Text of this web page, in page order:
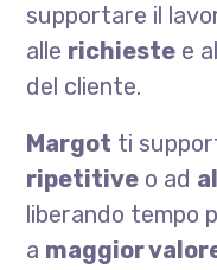
supportare il
alle richieste e
del cliente.
Margot ti
ripetitive o ad
liberando tempo
a maggior